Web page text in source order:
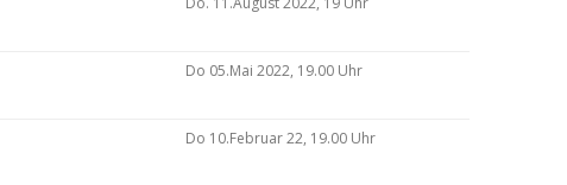
Do 05.Mai 2022, 19.00 Uhr
Do 10.Februar 22, 19.00 Uhr